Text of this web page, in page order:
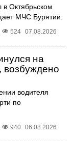
Октябрьском
МЧС Бурятии.
524 07.08.2026
на
возбуждено
водителя
по
940 06.08.2026